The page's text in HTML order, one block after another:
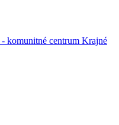
komunitné centrum Krajné